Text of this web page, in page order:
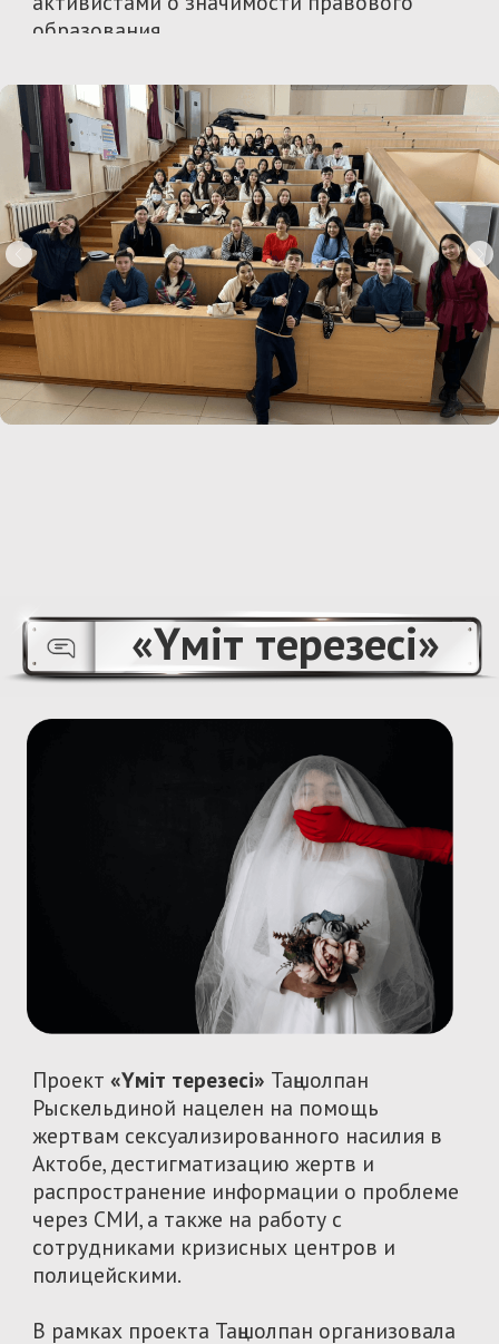
Подробнее
Документирование
Qantar 2022
С января2022по ноябрь2023года МИСК
документировал рассказы очевидцев
Қантара и координировал работу Центра
по документированию при Альянсе
правозащитных организаций. В ноябре
2023года мы презентовали доклад
«Доступ к информации: обращения
граждан и месседжи власти во время и
после январских протестов 2022 года в
Казахстане».
Документирование Qantar2022– это
Подробнее
150
свидетельств
10
интервью с адвокатами,
правозащитниками
~200 000
сообщений в СМИ и социальных сетях на
двух языках по 7 категориям и анализ
нормативно-правовой базы по вопросам
доступа к информации.
медиа-мониторинг
КАЗАХСТАНСКАЯ
ПРОГРАММА
СТАЖИРОВОК